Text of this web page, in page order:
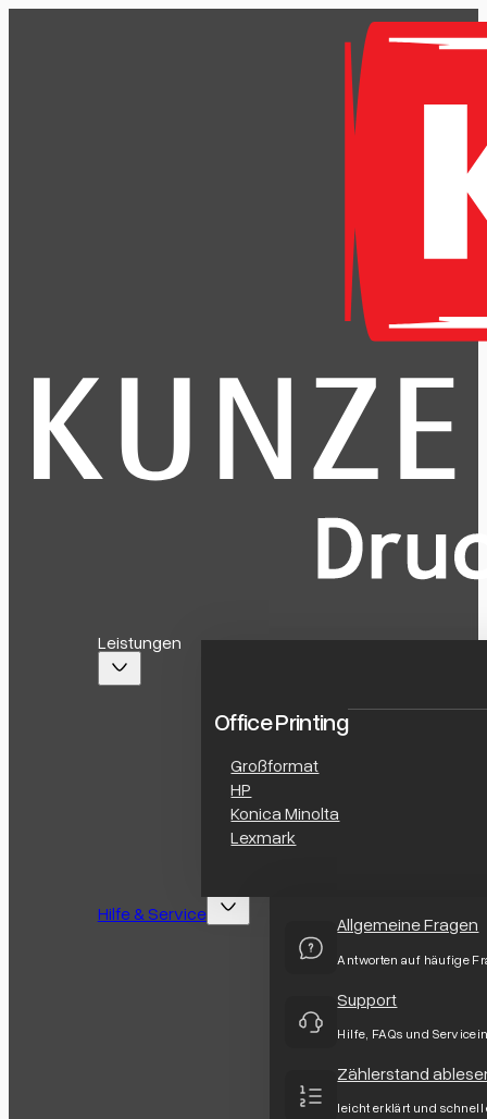
Leistungen
Office Printing
Großformat
HP
Konica Minolta
Lexmark
Hilfe & Service Allgemeine Fragen
Antworten auf häufige
Support
Hilfe, FAQs und
Zählerstand
leicht erklärt und schnell